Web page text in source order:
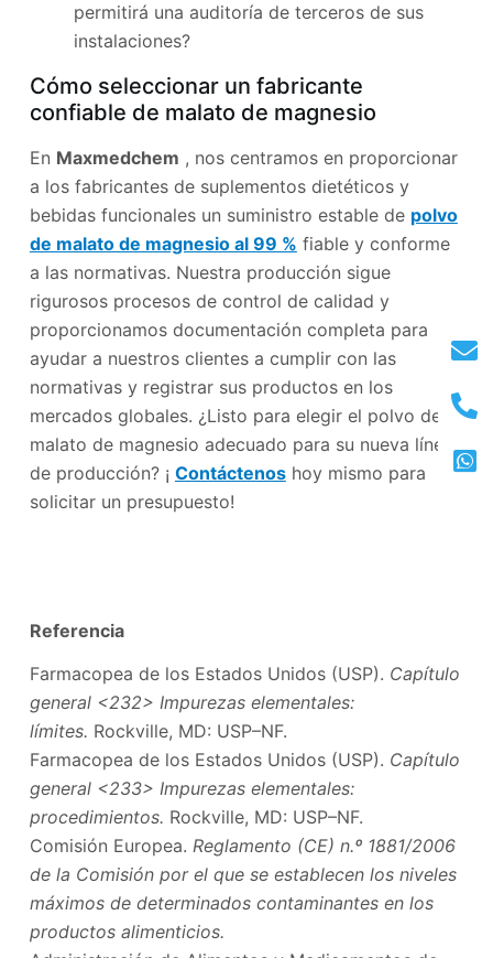
permitirá una auditoría de terceros de sus
instalaciones?
Cómo seleccionar un fabricante
confiable de malato de magnesio
En Maxmedchem , nos centramos en proporcionar
a los fabricantes de suplementos dietéticos y
bebidas funcionales un suministro estable de polvo
de malato de magnesio al 99 % fiable y conforme
a las normativas. Nuestra producción sigue
rigurosos procesos de control de calidad y
proporcionamos documentación completa para
ayudar a nuestros clientes a cumplir con las
normativas y registrar sus productos en los
mercados globales. ¿Listo para elegir el polvo de
malato de magnesio adecuado para su nueva línea
de producción? ¡ Contáctenoshoy mismo para
solicitar un presupuesto!
Referencia
Farmacopea de los Estados Unidos (USP). Capítulo
general <232> Impurezas elementales:
límites. Rockville, MD: USP–NF.
Farmacopea de los Estados Unidos (USP). Capítulo
general <233> Impurezas elementales:
procedimientos. Rockville, MD: USP–NF.
Comisión Europea. Reglamento (CE) n.º 1881/2006
de la Comisión por el que se establecen los niveles
máximos de determinados contaminantes en los
productos alimenticios.